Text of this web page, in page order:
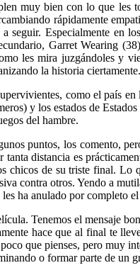
muy bien con lo que
rápidamente
Especialmente en
Garret Wearing
les mira juzgándoles y
la historia ciertamente.
como el país
y los estados de
del hambre.
puntos, los comento,
tanta distancia es
de su triste final.
contra otros. Yendo a
ha anulado por completo
Tenemos el mensaje
hace que al final te
que pienses, pero muy
o formar parte de un